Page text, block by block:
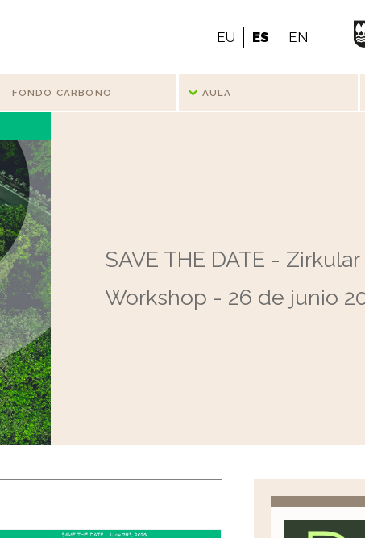
EU ES EN
FONDO CARBONO AULA
SAVE THE DATE -
Workshop - 26 de junio